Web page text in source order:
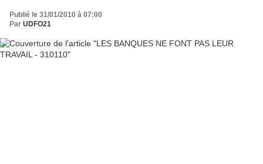
Publié le 31/01/2010 à 07:00
Par UDFO21